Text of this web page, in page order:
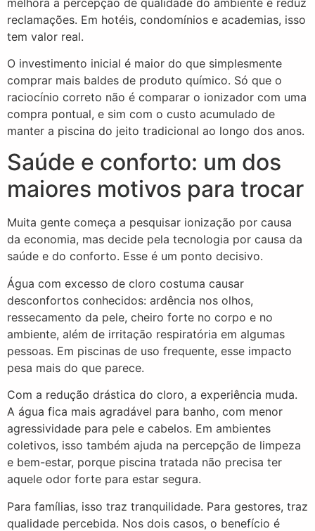
reclamações. Em hotéis, condomínios e academias, isso
tem valor real.
O investimento inicial é maior do que simplesmente
comprar mais baldes de produto químico. Só que o
raciocínio correto não é comparar o ionizador com uma
compra pontual, e sim com o custo acumulado de
manter a piscina do jeito tradicional ao longo dos anos.
Saúde e conforto: um dos
maiores motivos para trocar
Muita gente começa a pesquisar ionização por causa
da economia, mas decide pela tecnologia por causa da
saúde e do conforto. Esse é um ponto decisivo.
Água com excesso de cloro costuma causar
desconfortos conhecidos: ardência nos olhos,
ressecamento da pele, cheiro forte no corpo e no
ambiente, além de irritação respiratória em algumas
pessoas. Em piscinas de uso frequente, esse impacto
pesa mais do que parece.
Com a redução drástica do cloro, a experiência muda.
A água fica mais agradável para banho, com menor
agressividade para pele e cabelos. Em ambientes
coletivos, isso também ajuda na percepção de limpeza
e bem-estar, porque piscina tratada não precisa ter
aquele odor forte para estar segura.
Para famílias, isso traz tranquilidade. Para gestores, traz
qualidade percebida. Nos dois casos, o benefício é